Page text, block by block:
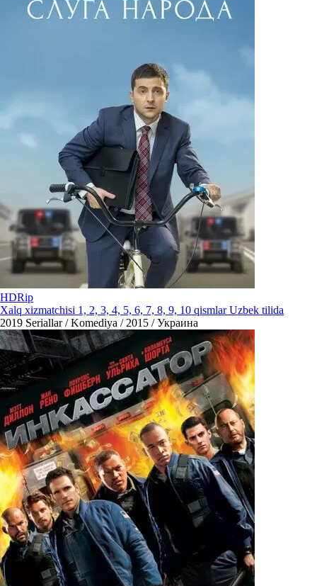
HDRip
Xalq xizmatchisi 1, 2, 3, 4, 5, 6, 7, 8, 9, 10 qismlar Uzbek tilida
2019 Seriallar / Komediya / 2015 / Украина